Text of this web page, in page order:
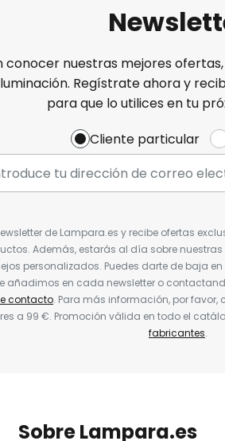
conocer nuestras mejores
Regístrate ahora y
para que lo utilices en tu
Cliente particular
de Lampara.es y recibe ofertas
Además, estarás al día sobre
personalizados. Puedes darte de baja
añadimos en cada newsletter o
contacto. Para más información, por favor,
a 99 €. Promoción válida en todo el
fabricantes.
Sobre Lampara.es